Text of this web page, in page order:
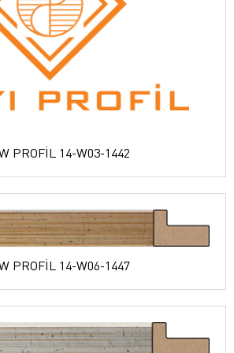
PROFİL 14-W03-1442
PROFİL 14-W06-1447